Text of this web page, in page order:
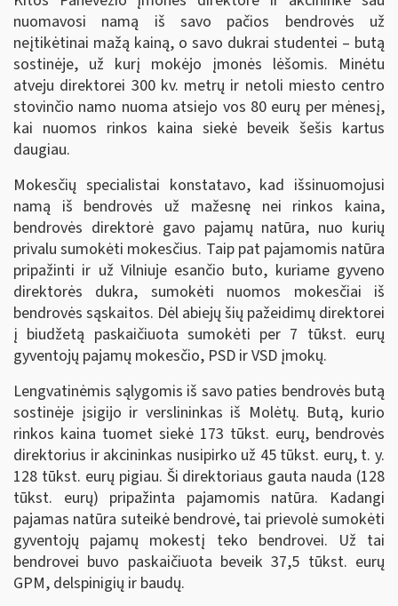
nuomavosi namą iš savo pačios bendrovės už
neįtikėtinai mažą kainą, o savo dukrai studentei – butą
sostinėje, už kurį mokėjo įmonės lėšomis. Minėtu
atveju direktorei 300 kv. metrų ir netoli miesto centro
stovinčio namo nuoma atsiejo vos 80 eurų per mėnesį,
kai nuomos rinkos kaina siekė beveik šešis kartus
daugiau.
Mokesčių specialistai konstatavo, kad išsinuomojusi
namą iš bendrovės už mažesnę nei rinkos kaina,
bendrovės direktorė gavo pajamų natūra, nuo kurių
privalu sumokėti mokesčius. Taip pat pajamomis natūra
pripažinti ir už Vilniuje esančio buto, kuriame gyveno
direktorės dukra, sumokėti nuomos mokesčiai iš
bendrovės sąskaitos. Dėl abiejų šių pažeidimų direktorei
į biudžetą paskaičiuota sumokėti per 7 tūkst. eurų
gyventojų pajamų mokesčio, PSD ir VSD įmokų.
Lengvatinėmis sąlygomis iš savo paties bendrovės butą
sostinėje įsigijo ir verslininkas iš Molėtų. Butą, kurio
rinkos kaina tuomet siekė 173 tūkst. eurų, bendrovės
direktorius ir akcininkas nusipirko už 45 tūkst. eurų, t. y.
128 tūkst. eurų pigiau. Ši direktoriaus gauta nauda (128
tūkst. eurų) pripažinta pajamomis natūra. Kadangi
pajamas natūra suteikė bendrovė, tai prievolė sumokėti
gyventojų pajamų mokestį teko bendrovei. Už tai
bendrovei buvo paskaičiuota beveik 37,5 tūkst. eurų
GPM, delspinigių ir baudų.